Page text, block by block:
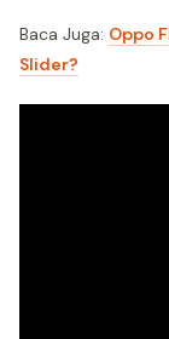
Baca Juga: Oppo
Slider?